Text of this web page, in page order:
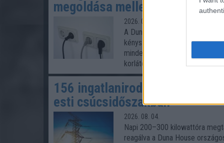
megoldása mellett
2026. 08. 04.
A Duna rekordalacsony
kényszerül. Bár az ország
minden megtakarított
korlátozások.
156 ingatlaniroda egyszerre
esti csúcsidőszakban
2026. 08. 04.
Napi 200–300 kilowattóra
reagálva a Duna House